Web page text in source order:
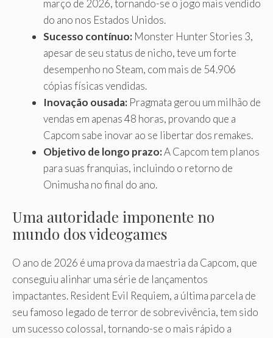
março de 2026, tornando-se o jogo mais vendido
do ano nos Estados Unidos.
Sucesso contínuo: Monster Hunter Stories 3,
apesar de seu status de nicho, teve um forte
desempenho no Steam, com mais de 54.906
cópias físicas vendidas.
Inovação ousada: Pragmata gerou um milhão de
vendas em apenas 48 horas, provando que a
Capcom sabe inovar ao se libertar dos remakes.
Objetivo de longo prazo:A Capcom tem planos
para suas franquias, incluindo o retorno de
Onimusha no final do ano.
Uma autoridade imponente no
mundo dos videogames
O ano de 2026 é uma prova da maestria da Capcom, que
conseguiu alinhar uma série de lançamentos
impactantes. Resident Evil Requiem, a última parcela de
seu famoso legado de terror de sobrevivência, tem sido
um sucesso colossal, tornando-se o mais rápido a